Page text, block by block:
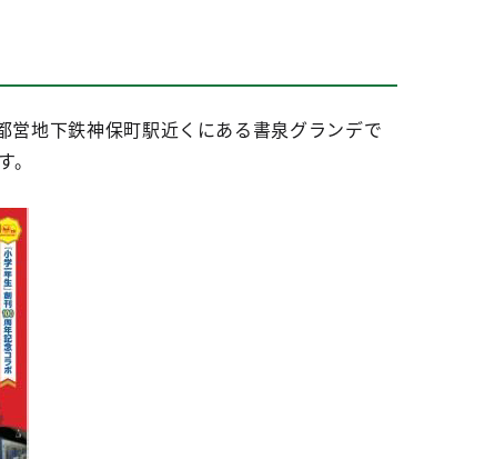
地下鉄神保町駅近くにある書泉グランデで